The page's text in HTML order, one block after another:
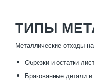
ТИПЫ
Металлические отходы
Обрезки и остатки
Бракованные детали и